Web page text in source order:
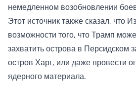
немедленном возобновлении
Этот источник также сказал, что
возможности того, что Трамп
захватить острова в Персидском
остров Харг, или даже провести
ядерного материала.